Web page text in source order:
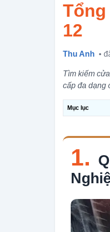
12
Thu Anh •
Tìm kiếm
cấp đa dạng
Mục lục
1.